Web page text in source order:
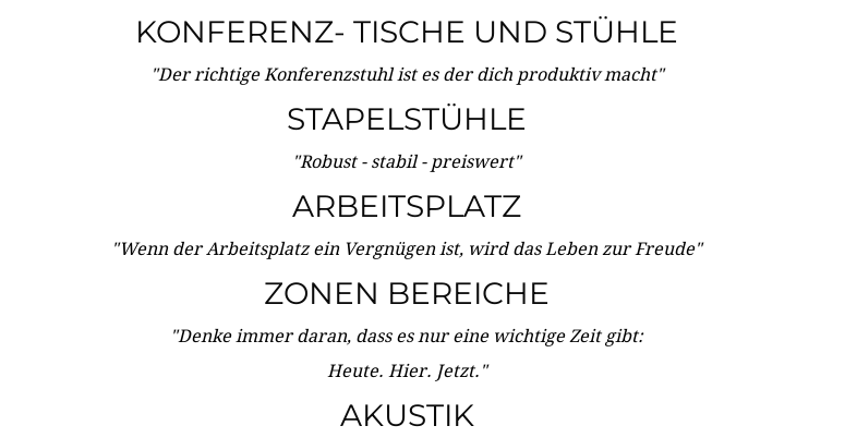
KONFERENZ- TISCHE UND STÜHLE
"Der richtige Konferenzstuhl ist es der dich produktiv macht"
STAPELSTÜHLE
"Robust - stabil - preiswert"
ARBEITSPLATZ
"Wenn der Arbeitsplatz ein Vergnügen ist, wird das Leben zur Freude"
ZONEN BEREICHE
"Denke immer daran, dass es nur eine wichtige Zeit gibt:
Heute. Hier. Jetzt."
AKUSTIK